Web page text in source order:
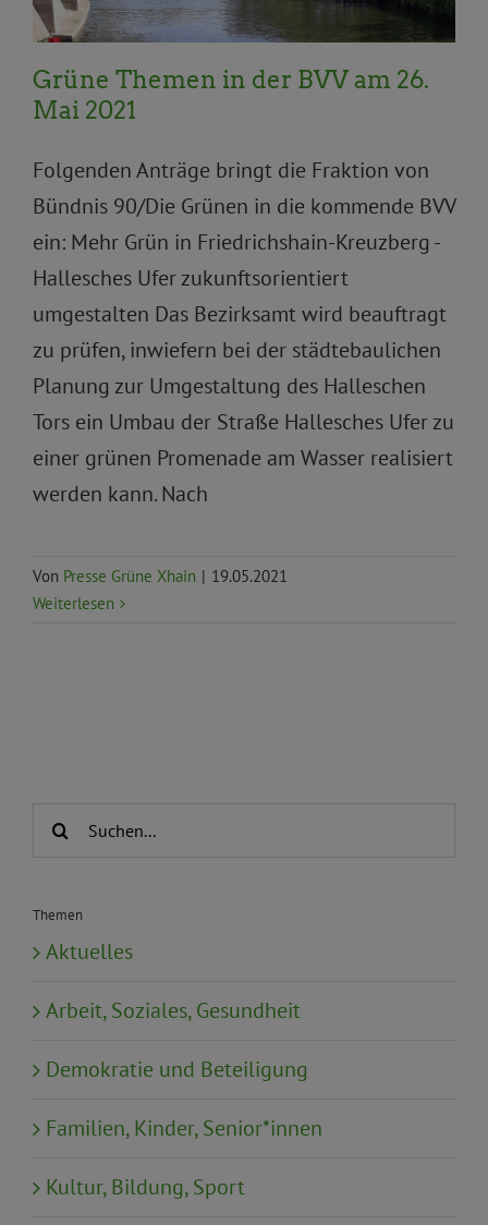
Grüne Themen in der BVV am 26.
Mai 2021
Folgenden Anträge bringt die Fraktion von
Bündnis 90/Die Grünen in die kommende BVV
ein: Mehr Grün in Friedrichshain-Kreuzberg -
Hallesches Ufer zukunftsorientiert
umgestalten Das Bezirksamt wird beauftragt
zu prüfen, inwiefern bei der städtebaulichen
Planung zur Umgestaltung des Halleschen
Tors ein Umbau der Straße Hallesches Ufer zu
einer grünen Promenade am Wasser realisiert
werden kann. Nach
Von Presse Grüne Xhain | 19.05.2021
Weiterlesen
Suche
Themen
Aktuelles
Arbeit, Soziales, Gesundheit
Demokratie und Beteiligung
Familien, Kinder, Senior*innen
Kultur, Bildung, Sport